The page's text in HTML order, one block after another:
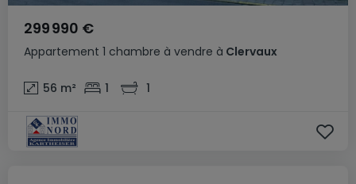
Appartement 1 chambre à vendre à Clervaux
299 990 €
56 m² 1 1